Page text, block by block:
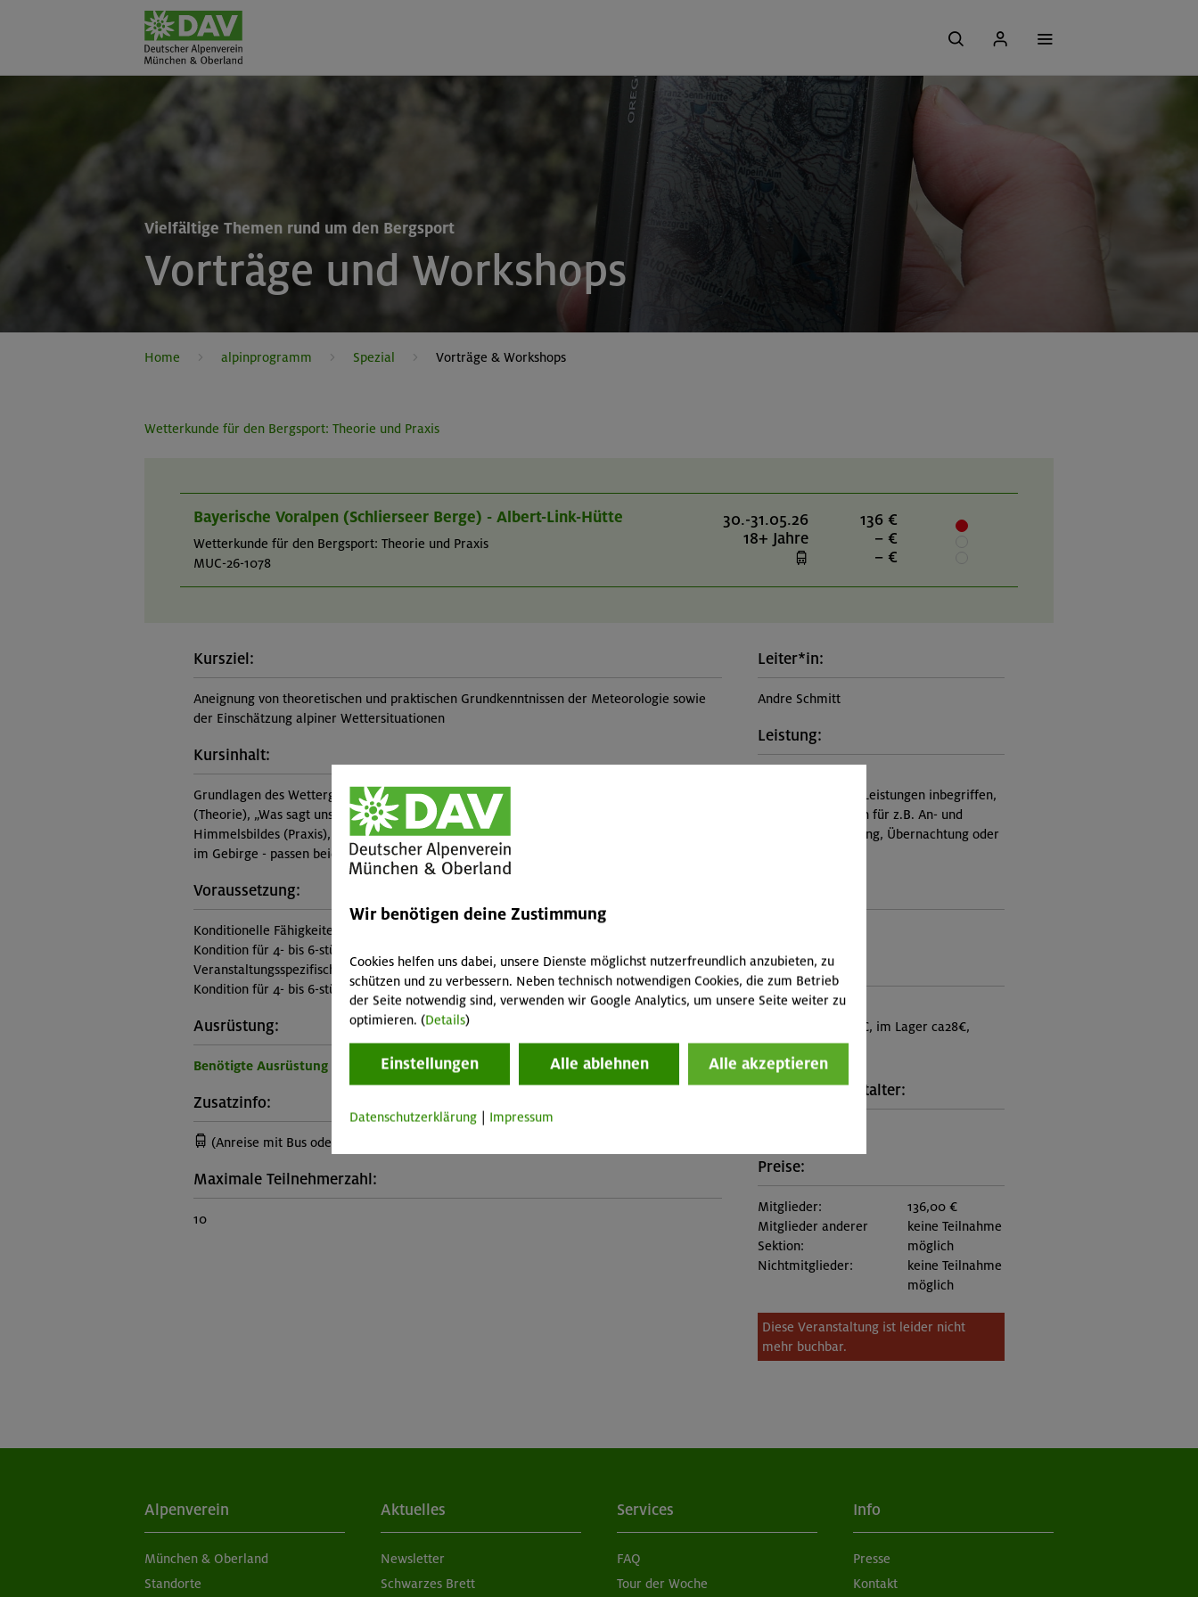
Vorträge und Workshops
Vielfältige Themen rund um den Bergsport
Home alpinprogramm Spezial Vorträge & Workshops
Wetterkunde für den Bergsport: Theorie und Praxis
Bayerische Voralpen (Schlierseer Berge) - Albert-Link-Hütte
Wetterkunde für den Bergsport: Theorie und Praxis
MUC-26-1078
30.-31.05.26
18+ Jahre
136 €
– €
– €
Kursziel:
Aneignung von theoretischen und praktischen Grundkenntnissen der Meteorologie sowie
der Einschätzung alpiner Wettersituationen
Kursinhalt:
Grundlagen des Wettergeschehens (Theorie), typische Wetterlagen sowie ihre Merkmale
(Theorie), „Was sagt uns eine Wettervorhersage alles?“ (Theorie), Beobachtung des
Himmelsbildes (Praxis), Erkennen von Wetterlagen (Praxis), Wettervorhersage und Wetter
im Gebirge - passen beide zusammen? (Praxis)
Voraussetzung:
Konditionelle Fähigkeiten:
Kondition für 4- bis 6-stündige Aufstiege.
Veranstaltungsspezifische Voraussetzungen:
Kondition für 4- bis 6-stündige Aufstiege.
Ausrüstung:
Benötigte Ausrüstung für diese Veranstaltung
Zusatzinfo:
(Anreise mit Bus oder Bahn)
Maximale Teilnehmerzahl:
10
Leiter*in:
Andre Schmitt
Leistung:
(Falls nicht in den Leistungen inbegriffen,
fallen Zusatzkosten für z.B. An- und
Abreise, Verpflegung, Übernachtung oder
Stützpunkt:
Albert-Link-Hütte
(ÜF im MBZ ca.36€, im Lager ca28€,
Essen a la carte)
Kontakt Veranstalter:
Preise:
Mitglieder:
136,00 €
Mitglieder anderer
Sektion:
keine Teilnahme
möglich
Nichtmitglieder:
keine Teilnahme
möglich
Diese Veranstaltung ist leider nicht
mehr buchbar.
Alpenverein
München & Oberland
Standorte
Aktuelles
Newsletter
Schwarzes Brett
Services
FAQ
Tour der Woche
Info
Presse
Kontakt
Wir benötigen deine Zustimmung
Cookies helfen uns dabei, unsere Dienste möglichst nutzerfreundlich anzubieten, zu
schützen und zu verbessern. Neben technisch notwendigen Cookies, die zum Betrieb
der Seite notwendig sind, verwenden wir Google Analytics, um unsere Seite weiter zu
optimieren. (Details)
Einstellungen Alle ablehnen Alle akzeptieren
Datenschutzerklärung Impressum